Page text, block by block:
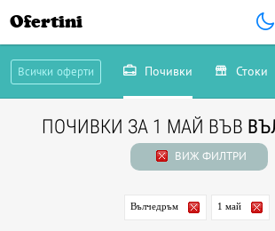
Ofertini
Всички оферти Почивки Стоки
ПОЧИВКИ ЗА 1 МАЙ ВЪВ
ВИЖ ФИЛТРИ
Вълчедръм 1 май